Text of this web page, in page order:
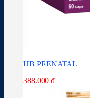
HB PRENATAL
388.000 ₫